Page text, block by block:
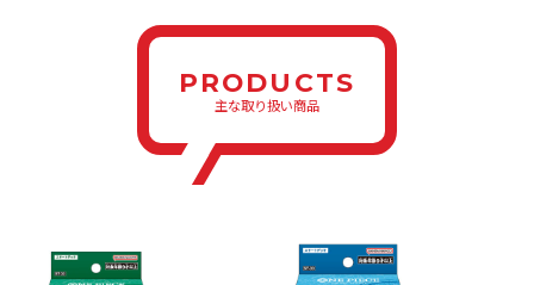
PRODUCTS
主な取り扱い商品